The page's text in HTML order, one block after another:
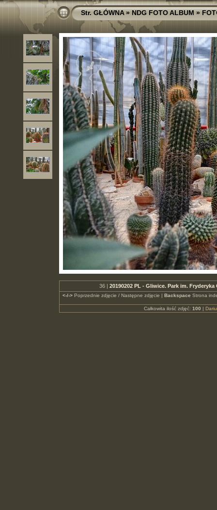
Str. GŁÓWNA»NDG FOTO ALBUM»
36 | 20190202 PL - Gliwice. Park im.
<-/->Poprzednie zdjęcie / Następne zdjęcie | Backspace Strona
Całkowita ilość zdjęć: 100 |